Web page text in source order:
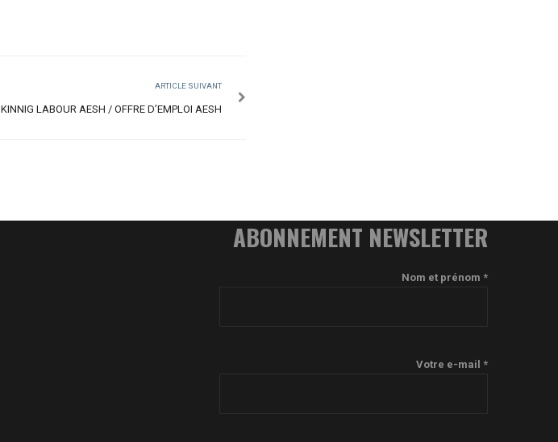
ARTICLE SUIVANT
KINNIG LABOUR AESH / OFFRE D’EMPLOI AESH
ABONNEMENT NEWSLETTER
Nom et prénom *
Votre e-mail *